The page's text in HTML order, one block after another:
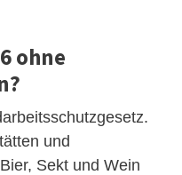
ohne
und
Sekt und Wein